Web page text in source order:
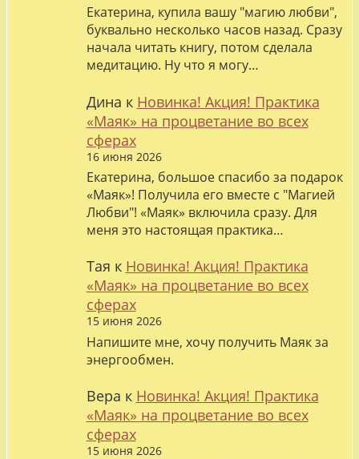
Екатерина, купила вашу "магию любви",
буквально несколько часов назад. Сразу
начала читать книгу, потом сделала
медитацию. Ну что я могу…
Дина к Новинка! Акция! Практика
«Маяк» на процветание во всех
сферах
16 июня 2026
Екатерина, большое спасибо за подарок
«Маяк»! Получила его вместе с "Магией
Любви"! «Маяк» включила сразу. Для
меня это настоящая практика…
Тая к Новинка! Акция! Практика
«Маяк» на процветание во всех
сферах
15 июня 2026
Напишите мне, хочу получить Маяк за
энергообмен.
Вера к Новинка! Акция! Практика
«Маяк» на процветание во всех
сферах
15 июня 2026